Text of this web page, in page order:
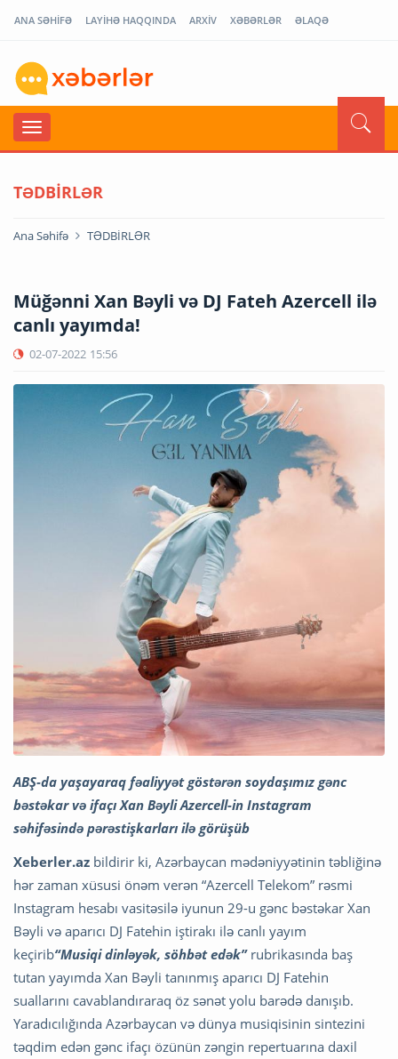
ANA SƏHİFƏ LAYİHƏ HAQQINDA ARXİV XƏBƏRLƏR ƏLAQƏ
TƏDBİRLƏR
Ana Səhifə TƏDBİRLƏR
Müğənni Xan Bəyli və DJ Fateh Azercell ilə
canlı yayımda!
02-07-2022 15:56
ABŞ-da yaşayaraq fəaliyyət göstərən soydaşımız gənc
bəstəkar və ifaçı Xan Bəyli Azercell-in Instagram
səhifəsində pərəstişkarları ilə görüşüb
Xeberler.az bildirir ki, Azərbaycan mədəniyyətinin təbliğinə
hər zaman xüsusi önəm verən “Azercell Telekom” rəsmi
Instagram hesabı vasitəsilə iyunun 29-u gənc bəstəkar Xan
Bəyli və aparıcı DJ Fatehin iştirakı ilə canlı yayım
keçirib“Musiqi dinləyək, söhbət edək”rubrikasında baş
tutan yayımda Xan Bəyli tanınmış aparıcı DJ Fatehin
suallarını cavablandıraraq öz sənət yolu barədə danışıb.
Yaradıcılığında Azərbaycan və dünya musiqisinin sintezini
təqdim edən gənc ifaçı özünün zəngin repertuarına daxil